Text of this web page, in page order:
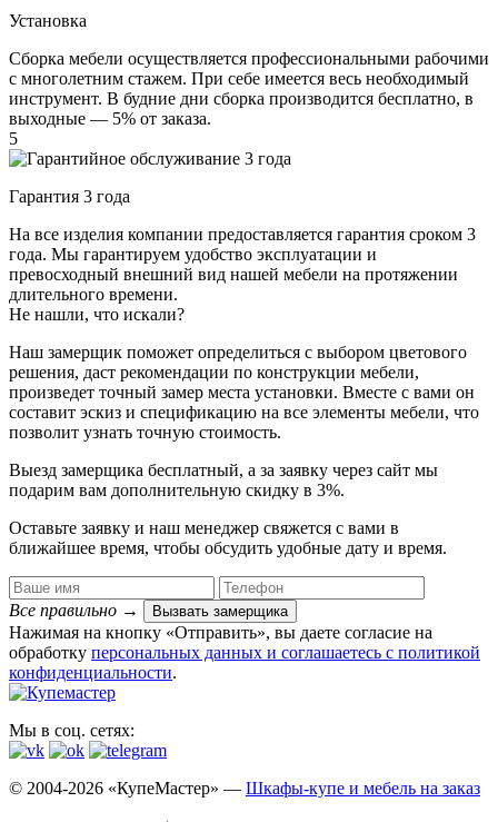
Установка
Сборка мебели осуществляется профессиональными рабочими
с многолетним стажем. При себе имеется весь необходимый
инструмент. В будние дни сборка производится бесплатно, в
выходные — 5% от заказа.
5
Гарантия 3 года
На все изделия компании предоставляется гарантия сроком 3
года. Мы гарантируем удобство эксплуатации и
превосходный внешний вид нашей мебели на протяжении
длительного времени.
Не нашли, что искали?
Наш замерщик поможет определиться с выбором цветового
решения, даст рекомендации по конструкции мебели,
произведет точный замер места установки. Вместе с вами он
составит эскиз и спецификацию на все элементы мебели, что
позволит узнать точную стоимость.
Выезд замерщика бесплатный, а за заявку через сайт мы
подарим вам дополнительную скидку в 3%.
Оставьте заявку и наш менеджер свяжется с вами в
ближайшее время, чтобы обсудить удобные дату и время.
Все правильно → Вызвать замерщика
Нажимая на кнопку «Отправить», вы даете согласие на
обработку персональных данных​ и соглашаетесь c политикой
конфиденциальности.
Мы в соц. сетях:
© 2004-2026 «КупеМастер» — Шкафы-купе и мебель на заказ